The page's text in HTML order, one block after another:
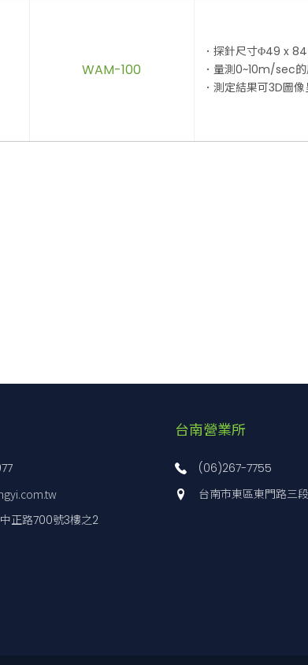
WAM-100
．探針尺寸Φ49 x 84
．量測0~10m/sec
．測定結果可3D圖
正路700號3樓之2
台南營業所
(06)267-7755
台南市東區東門路三